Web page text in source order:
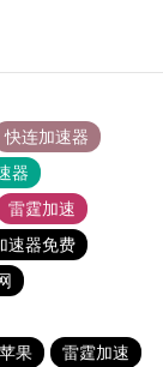
快连加速器
器
雷霆加速
速器免费
果 雷霆加速